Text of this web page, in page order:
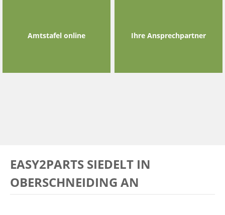
Amtstafel online Ihre Ansprechpartner
EASY2PARTS SIEDELT IN
OBERSCHNEIDING AN